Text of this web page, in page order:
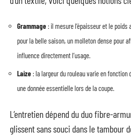
Grammage : il mesure l’épaisseur et le
pour la belle saison, un molleton dense pour
influence directement l’usage.
Laize : la largeur du rouleau varie en
une donnée essentielle lors de la coupe.
L’entretien dépend du duo fibre-
glissent sans souci dans le tambour